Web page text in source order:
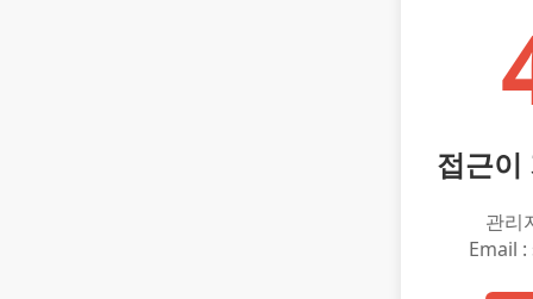
접근이
관리
Email